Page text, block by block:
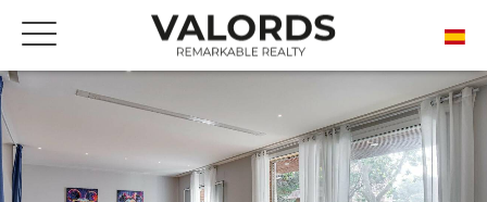
INICIO
BARCELONA
PEDRALBES
APARTAMENTO / PISO BARCELONA 180 M²